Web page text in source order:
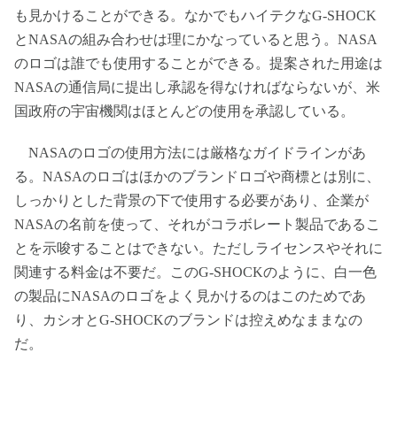
も見かけることができる。なかでもハイテクなG-SHOCK
とNASAの組み合わせは理にかなっていると思う。NASA
のロゴは誰でも使用することができる。提案された用途は
NASAの通信局に提出し承認を得なければならないが、米
国政府の宇宙機関はほとんどの使用を承認している。
NASAのロゴの使用方法には厳格なガイドラインがあ
る。NASAのロゴはほかのブランドロゴや商標とは別に、
しっかりとした背景の下で使用する必要があり、企業が
NASAの名前を使って、それがコラボレート製品であるこ
とを示唆することはできない。ただしライセンスやそれに
関連する料金は不要だ。このG-SHOCKのように、白一色
の製品にNASAのロゴをよく見かけるのはこのためであ
り、カシオとG-SHOCKのブランドは控えめなままなの
だ。